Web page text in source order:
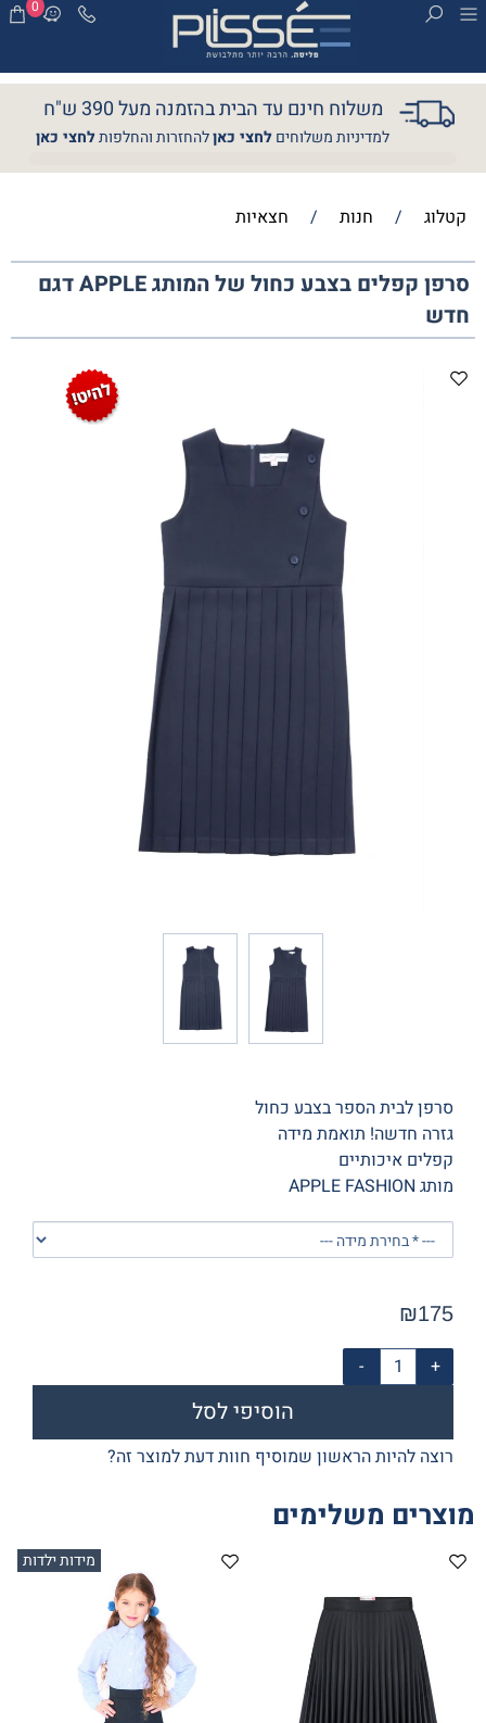
0
משלוח חינם עד הבית בהזמנה מעל 390 ש"ח
למדיניות משלוחיםלחצי כאןלהחזרות והחלפותלחצי כאן
קטלוג / חנות / חצאיות
סרפן קפלים בצבע כחול של המותג APPLE דגם
חדש
סרפן לבית הספר בצבע כחול
גזרה חדשה! תואמת מידה
קפלים איכותיים
מותג APPLE FASHION
₪175
הוסיפי לסל
רוצה להיות הראשון שמוסיף חוות דעת למוצר זה?
מוצרים משלימים
מידות ילדות